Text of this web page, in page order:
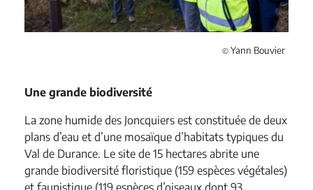
© Yann Bouvier
Une grande biodiversité
La zone humide des Joncquiers est constituée de deux
plans d’eau et d’une mosaïque d’habitats typiques du
Val de Durance. Le site de 15 hectares abrite une
grande biodiversité floristique (159 espèces végétales)